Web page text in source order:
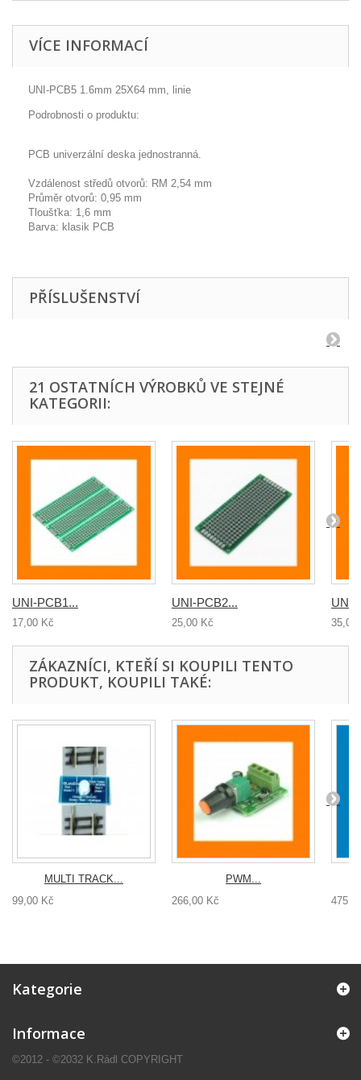
VÍCE INFORMACÍ
UNI-PCB5 1.6mm 25X64 mm, linie
Podrobnosti o produktu:
PCB univerzální deska jednostranná.
Vzdálenost středů otvorů: RM 2,54 mm
Průměr otvorů: 0,95 mm
Tloušťka: 1,6 mm
Barva: klasik PCB
PŘÍSLUŠENSTVÍ
21 OSTATNÍCH VÝROBKŮ VE STEJNÉ
KATEGORII:
UNI-PCB1...
17,00 Kč
UNI-PCB2...
25,00 Kč
UNI-
35,00
ZÁKAZNÍCI, KTEŘÍ SI KOUPILI TENTO
PRODUKT, KOUPILI TAKÉ:
MULTI TRACK...
99,00 Kč
PWM...
266,00 Kč
Kategorie
Informace
©2012 - ©2032 K.Rádl COPYRIGHT